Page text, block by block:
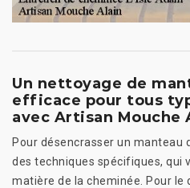
Un nettoyage de
efficace pour tous
avec Artisan Mouche
Pour désencrasser un manteau
des techniques spécifiques, qui
matière de la cheminée. Pour